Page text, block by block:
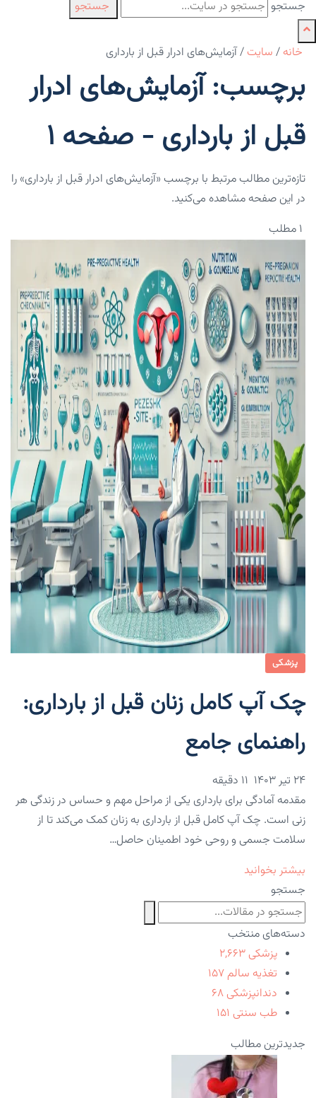
جستجو جستجو
خانه / سایت /آزمایش‌های ادرار قبل از بارداری
برچسب: آزمایش‌های ادرار
قبل از بارداری - صفحه 1
تازه‌ترین مطالب مرتبط با برچسب «آزمایش‌های ادرار قبل از بارداری» را
در این صفحه مشاهده می‌کنید.
۱ مطلب
پزشکی
چک آپ کامل زنان قبل از بارداری:
راهنمای جامع
۲۴ تیر ۱۴۰۳
مقدمه آمادگی برای بارداری یکی از مراحل مهم و حساس در زندگی هر
زنی است. چک آپ کامل قبل از بارداری به زنان کمک می‌کند تا از
سلامت جسمی و روحی خود اطمینان حاصل…
بیشتر بخوانید
جستجو
دسته‌های منتخب
پزشکی ۲,۶۶۳
تغذیه سالم ۱۵۷
دندانپزشکی ۶۸
طب سنتی ۱۵۱
جدیدترین مطالب